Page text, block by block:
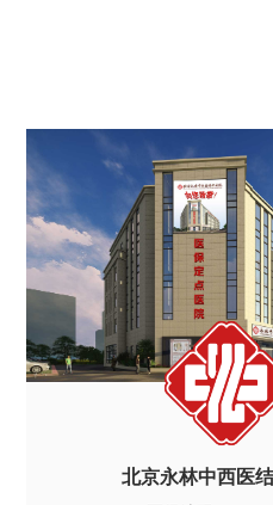
北京永林中西医